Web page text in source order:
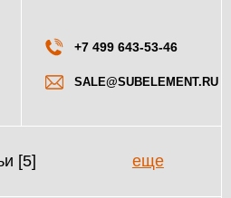
+7 499 643-53-46
SALE@SUBELEMENT.RU
[5] еще